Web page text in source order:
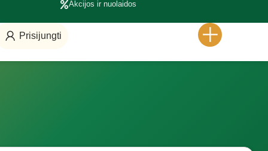
Akcijos ir nuolaidos
Prisijungti